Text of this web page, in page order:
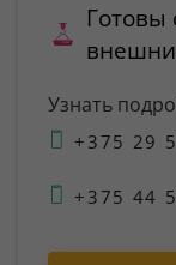
Готовы
Узнать
+375 29
+375 44